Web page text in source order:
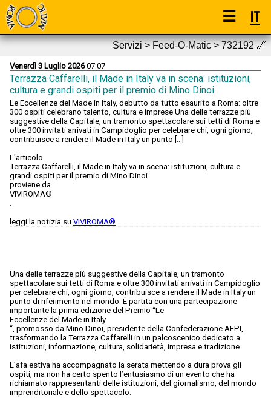
☰ IT
Servizi > Feed-O-Matic > 732192🔗
Venerdì 3 Luglio 202607:07
Terrazza Caffarelli, il Made in Italy va in scena: istituzioni,
cultura e grandi ospiti per il premio di Mino Dinoi
Le Eccellenze del Made in Italy, debutto da tutto esaurito a Roma: oltre
300 ospiti celebrano talento, cultura e imprese Una delle terrazze più
suggestive della Capitale, un tramonto spettacolare sui tetti di Roma e
oltre 300 invitati arrivati in Campidoglio per celebrare chi, ogni giorno,
contribuisce a rendere il Made in Italy un punto [...]
L'articolo
Terrazza Caffarelli, il Made in Italy va in scena: istituzioni, cultura e
grandi ospiti per il premio di Mino Dinoi
proviene da
VIVIROMA®
.
leggi la notizia su VIVIROMA®
Una delle terrazze più suggestive della Capitale, un tramonto
spettacolare sui tetti di Roma e oltre 300 invitati arrivati in Campidoglio
per celebrare chi, ogni giorno, contribuisce a rendere il Made in Italy un
punto di riferimento nel mondo. È partita con una partecipazione
importante la prima edizione del Premio “Le
Eccellenze del Made in Italy
“, promosso da Mino Dinoi, presidente della Confederazione AEPI,
trasformando la Terrazza Caffarelli in un palcoscenico dedicato a
istituzioni, informazione, cultura, solidarietà, impresa e tradizione.
L’afa estiva ha accompagnato la serata mettendo a dura prova gli
ospiti, ma non ha certo spento l’entusiasmo di un evento che ha
richiamato rappresentanti delle istituzioni, del giornalismo, del mondo
imprenditoriale e dello spettacolo.